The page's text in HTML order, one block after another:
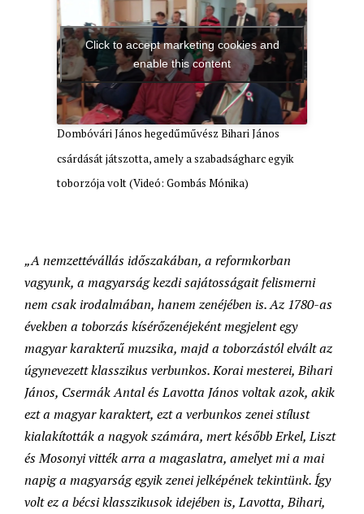
Click to accept marketing cookies and
enable this content
Dombóvári János hegedűművész Bihari János
csárdását játszotta, amely a szabadságharc egyik
toborzója volt (Videó: Gombás Mónika)
„A nemzettévállás időszakában, a reformkorban
vagyunk, a magyarság kezdi sajátosságait felismerni
nem csak irodalmában, hanem zenéjében is. Az 1780-as
években a toborzás kísérőzenéjeként megjelent egy
magyar karakterű muzsika, majd a toborzástól elvált az
úgynevezett klasszikus verbunkos. Korai mesterei, Bihari
János, Csermák Antal és Lavotta János voltak azok, akik
ezt a magyar karaktert, ezt a verbunkos zenei stílust
kialakították a nagyok számára, mert később Erkel, Liszt
és Mosonyi vitték arra a magaslatra, amelyet mi a mai
napig a magyarság egyik zenei jelképének tekintünk. Így
volt ez a bécsi klasszikusok idejében is, Lavotta, Bihari,